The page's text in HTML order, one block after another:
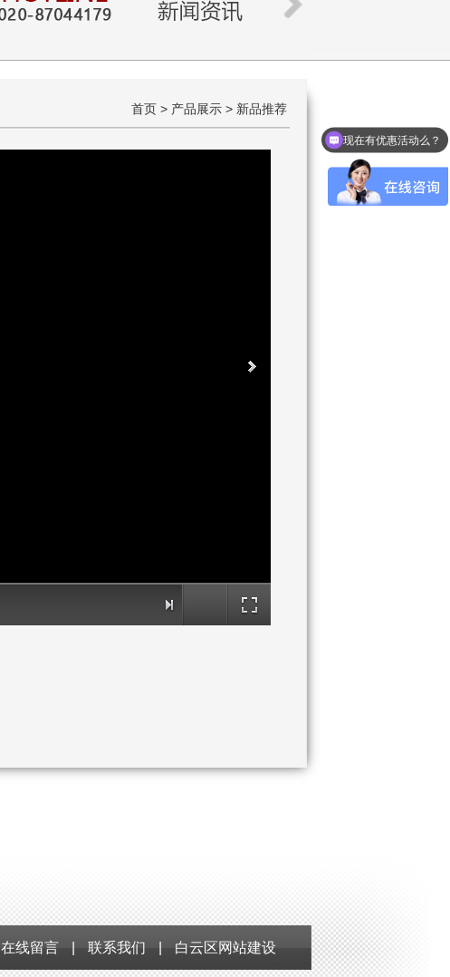
首页 > 产品展示 > 新品推荐
在线留言 联系我们 白云区网站建设
可以介绍下你们的产品么？
现在有优惠活动么？